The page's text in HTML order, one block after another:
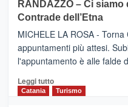
IL
NUOVO
SUMMER
CLUB
VIAGRANDE
(Ct)
–
Benanti
presenta
“Vino
&
Cultura
RANDAZZO – Ci
Contrade dell’Etna
MICHELE LA ROSA -
appuntamenti più attesi.
l'appuntamento è alle falde
Leggi tuttoLeggi
di
Catania Turismo